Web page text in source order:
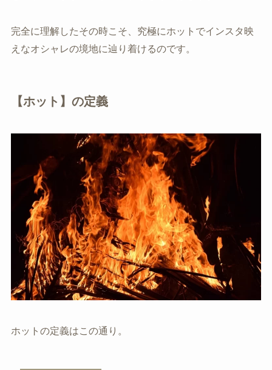
完全に理解したその時こそ、究極にホットでインスタ映
えなオシャレの境地に辿り着けるのです。
【ホット】の定義
ホットの定義はこの通り。